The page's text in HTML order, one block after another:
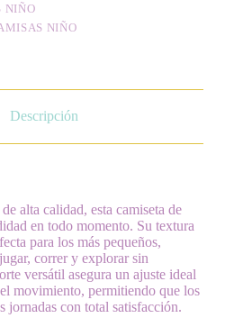
NIÑO
NIÑO
Descripción
alta calidad, esta camiseta de
en todo momento. Su textura
para los más pequeños,
correr y explorar sin
versátil asegura un ajuste ideal
movimiento, permitiendo que los
jornadas con total satisfacción.